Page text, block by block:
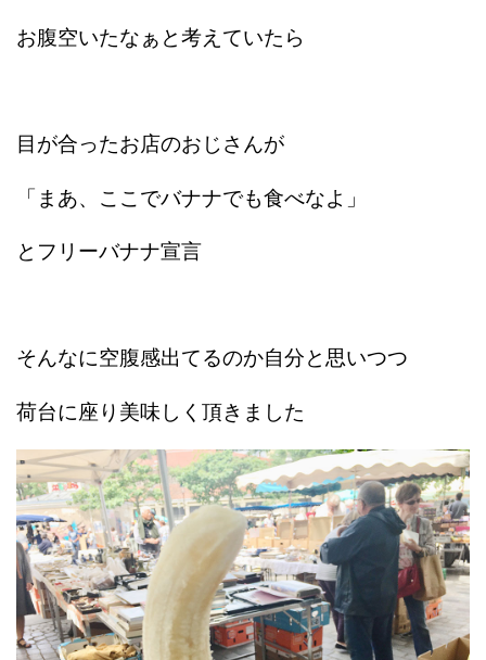
お腹空いたなぁと考えていたら
目が合ったお店のおじさんが
「まあ、ここでバナナでも食べなよ」
とフリーバナナ宣言
そんなに空腹感出てるのか自分と思いつつ
荷台に座り美味しく頂きました